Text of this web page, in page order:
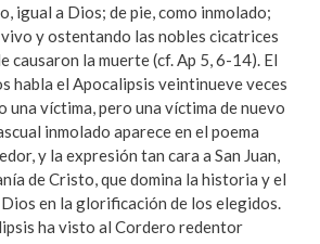
igual a Dios; de pie, como inmolado;
y ostentando las nobles cicatrices
causaron la muerte (cf. Ap 5, 6-14). El
habla el Apocalipsis veintinueve veces
una víctima, pero una víctima de nuevo
inmolado aparece en el poema
y la expresión tan cara a San Juan,
de Cristo, que domina la historia y el
en la glorificación de los elegidos.
ha visto al Cordero redentor